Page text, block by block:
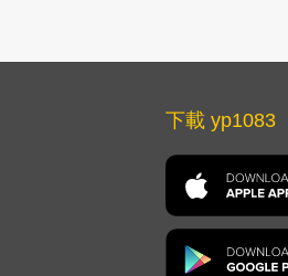
下載 yp1083